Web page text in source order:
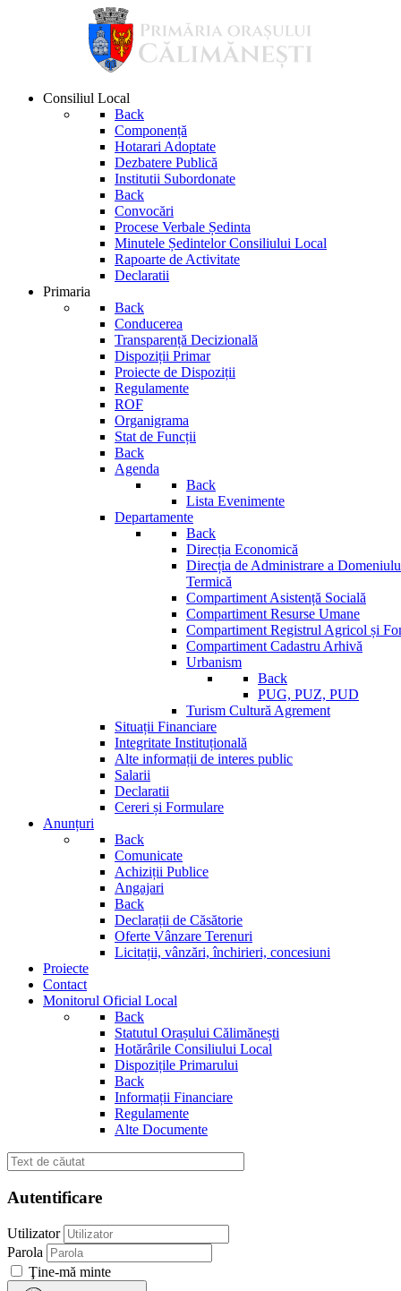
Consiliul Local
Back
Componență
Hotarari Adoptate
Dezbatere Publică
Institutii Subordonate
Back
Convocări
Procese Verbale Ședinta
Minutele Ședintelor Consiliului Local
Rapoarte de Activitate
Declaratii
Primaria
Back
Conducerea
Transparență Decizională
Dispoziții Primar
Proiecte de Dispoziții
Regulamente
ROF
Organigrama
Stat de Funcții
Back
Agenda
Back
Lista Evenimente
Departamente
Back
Direcția Economică
Direcția de Administrare a
Termică
Compartiment Asistență Socială
Compartiment Resurse Umane
Compartiment Registrul Agricol și
Compartiment Cadastru Arhivă
Urbanism
Back
PUG, PUZ, PUD
Turism Cultură Agrement
Situații Financiare
Integritate Instituțională
Alte informații de interes public
Salarii
Declaratii
Cereri și Formulare
Anunțuri
Back
Comunicate
Achiziții Publice
Angajari
Back
Declarații de Căsătorie
Oferte Vânzare Terenuri
Licitații, vânzări, închirieri, concesiuni
Proiecte
Contact
Monitorul Oficial Local
Back
Statutul Orașului Călimănești
Hotărârile Consiliului Local
Dispozițile Primarului
Back
Informații Financiare
Regulamente
Alte Documente
Autentificare
Utilizator
Parola
Ţine-mă minte